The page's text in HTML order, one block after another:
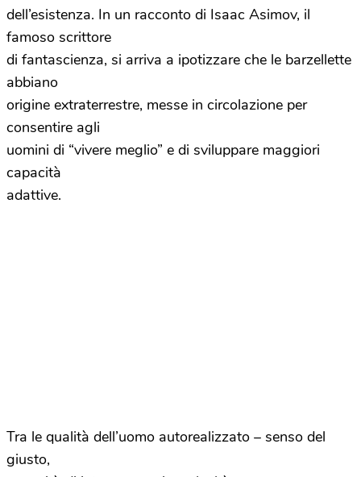
dell’esistenza. In un racconto di Isaac Asimov, il
famoso scrittore
di fantascienza, si arriva a ipotizzare che le barzellette
abbiano
origine extraterrestre, messe in circolazione per
consentire agli
uomini di “vivere meglio” e di sviluppare maggiori
capacità
adattive.
Tra le qualità dell’uomo autorealizzato – senso del
giusto,